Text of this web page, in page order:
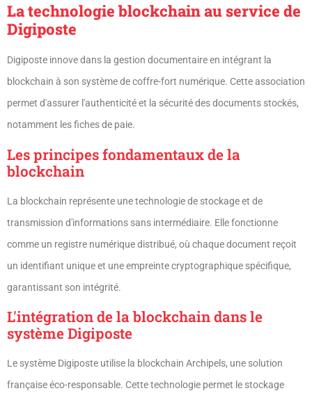
La technologie blockchain au service de
Digiposte
Digiposte innove dans la gestion documentaire en intégrant la
blockchain à son système de coffre-fort numérique. Cette association
permet d'assurer l'authenticité et la sécurité des documents stockés,
notamment les fiches de paie.
Les principes fondamentaux de la
blockchain
La blockchain représente une technologie de stockage et de
transmission d'informations sans intermédiaire. Elle fonctionne
comme un registre numérique distribué, où chaque document reçoit
un identifiant unique et une empreinte cryptographique spécifique,
garantissant son intégrité.
L'intégration de la blockchain dans le
système Digiposte
Le système Digiposte utilise la blockchain Archipels, une solution
française éco-responsable. Cette technologie permet le stockage